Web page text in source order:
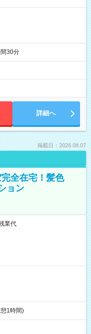
30分
詳細へ
掲載日：2026.08.07
全在宅！髪色
ョン
業代
1時間)